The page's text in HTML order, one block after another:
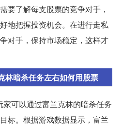
要了解每支股票的竞争对手，
地把握投资机会。在进行走私
对手，保持市场稳定，这样才
林暗杀任务左右如何用股票
可以通过富兰克林的暗杀任务
标。根据游戏数据显示，富兰